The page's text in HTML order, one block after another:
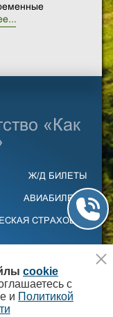
«Как
Ж/Д БИЛЕТЫ
АВИАБИЛЕТЫ
СТРАХОВКА
данных,
cookie
с
и Политикой